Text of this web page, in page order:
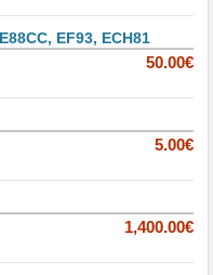
EF93, ECH81
50.00€
5.00€
1,400.00€